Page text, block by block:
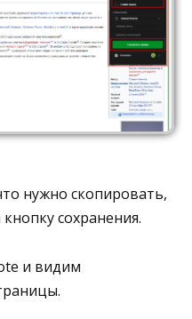
нужно скопировать,
сохранения.
и видим